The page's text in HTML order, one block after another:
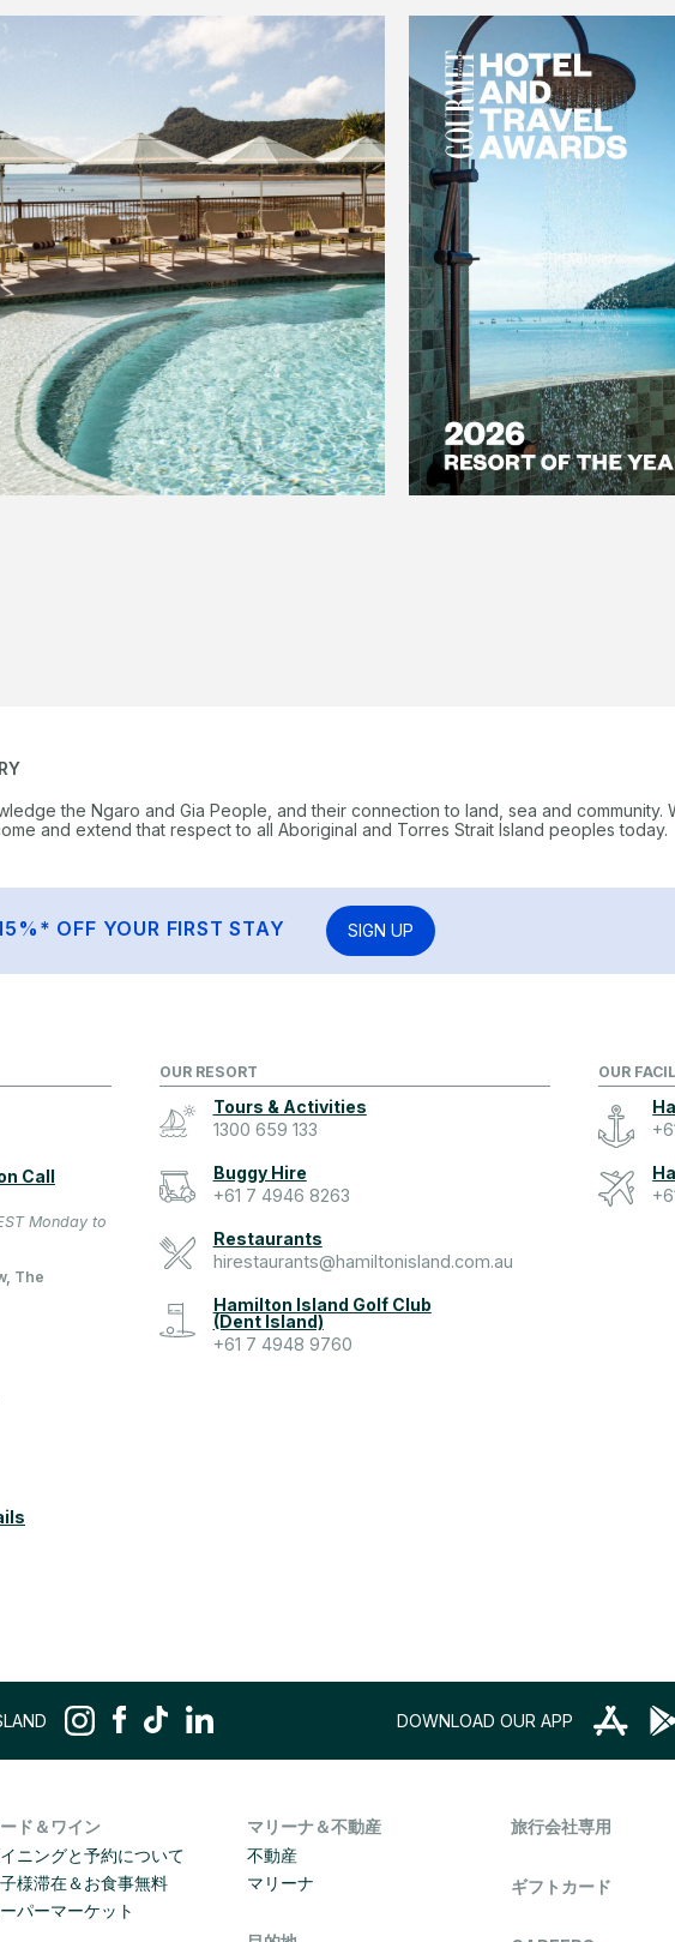
the Ngaro and Gia People, and their connection to land, sea and community.
and extend that respect to all Aboriginal and Torres Strait Island peoples today.
OFF YOUR FIRST STAY SIGN UP
Call
Monday to
The
OUR RESORT
Tours & Activities
1300 659 133
Buggy Hire
+61 7 4946 8263
Restaurants
hirestaurants@hamiltonisland.com.au
Hamilton Island Golf Club
(Dent Island)
+61 7 4948 9760
OUR
DOWNLOAD OUR APP
ド＆ワイン
ニングと予約について
様滞在＆お食事無料
パーマーケット
マリーナ＆不動産
不動産
マリーナ
旅行会社専用
ギフトカード